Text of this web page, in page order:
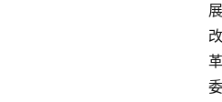
展
改
革
委